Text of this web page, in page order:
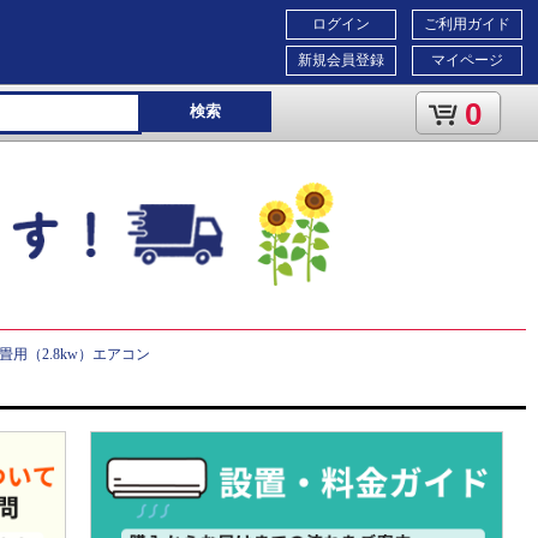
ご利用ガイド
マイページ
ログイン
新規会員登録
検索 0
用（2.8kw）エアコン